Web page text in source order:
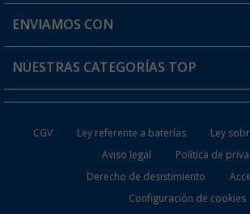
Tarjeta Berger Digital
Información de envío
¿Dónde está mi pedido?
ENVIAMOS CON
NUESTRAS CATEGORÍAS TOP
Muebles de Camping
CGV Ley referente a baterías
Ley
Aviso legal
Política de
Derecho de desistimiento
Configuración de cookies